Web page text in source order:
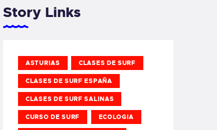
Story Links
ASTURIAS CLASES DE SURF
CLASES DE SURF ESPAÑA
CLASES DE SURF SALINAS
CURSO DE SURF ECOLOGIA